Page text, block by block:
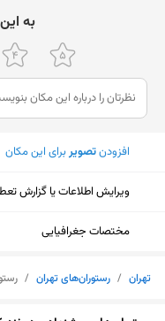
ﺑﻪ
افزودنتصویربرای این مکان
ویرایش اطلاعات یا گزارش
مختصات جغرافیایی
تهران / رستوران‌های تهران /